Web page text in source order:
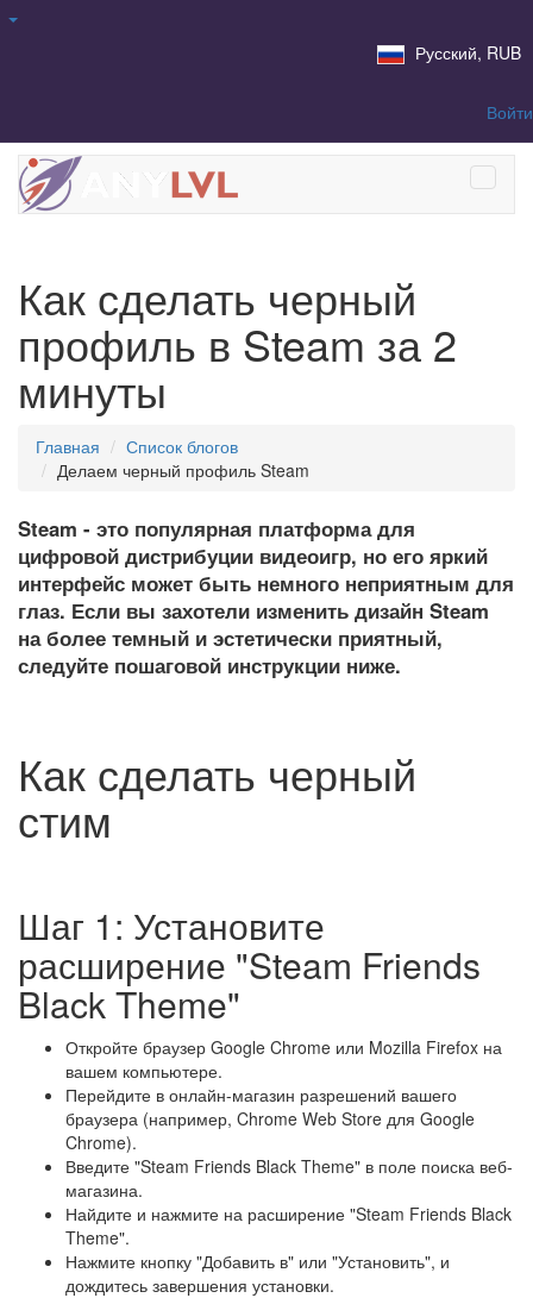
Русский, RUB
Войти
Как сделать черный
профиль в Steam за 2
минуты
Главная
Список блогов
Делаем черный профиль Steam
Steam - это популярная платформа для
цифровой дистрибуции видеоигр, но его яркий
интерфейс может быть немного неприятным для
глаз. Если вы захотели изменить дизайн Steam
на более темный и эстетически приятный,
следуйте пошаговой инструкции ниже.
Как сделать черный
стим
Шаг 1: Установите
расширение "Steam Friends
Black Theme"
Откройте браузер Google Chrome или Mozilla Firefox на
вашем компьютере.
Перейдите в онлайн-магазин разрешений вашего
браузера (например, Chrome Web Store для Google
Chrome).
Введите "Steam Friends Black Theme" в поле поиска веб-
магазина.
Найдите и нажмите на расширение "Steam Friends Black
Theme".
Нажмите кнопку "Добавить в" или "Установить", и
дождитесь завершения установки.